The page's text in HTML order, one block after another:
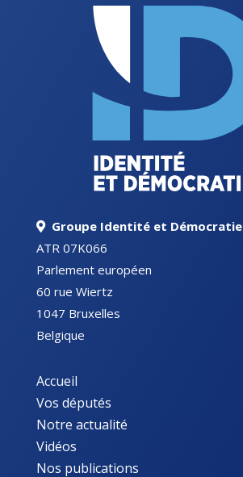
Groupe Identité et Démocratie
ATR 07K066
Parlement européen
60 rue Wiertz
1047 Bruxelles
Belgique
Accueil
Vos députés
Notre actualité
Vidéos
Nos publications